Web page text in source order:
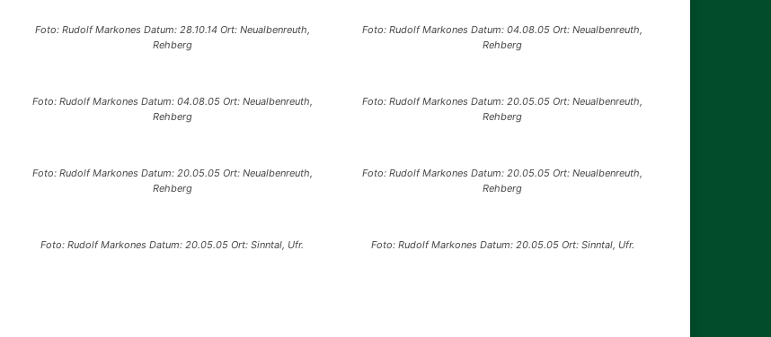
Foto: Rudolf Markones Datum: 28.10.14 Ort: Neualbenreuth,
Rehberg
Foto: Rudolf Markones Datum: 04.08.05 Ort: Neualbenreuth,
Rehberg
Foto: Rudolf Markones Datum: 04.08.05 Ort: Neualbenreuth,
Rehberg
Foto: Rudolf Markones Datum: 20.05.05 Ort: Neualbenreuth,
Rehberg
Foto: Rudolf Markones Datum: 20.05.05 Ort: Neualbenreuth,
Rehberg
Foto: Rudolf Markones Datum: 20.05.05 Ort: Neualbenreuth,
Rehberg
Foto: Rudolf Markones Datum: 20.05.05 Ort: Sinntal, Ufr. Foto: Rudolf Markones Datum: 20.05.05 Ort: Sinntal, Ufr.